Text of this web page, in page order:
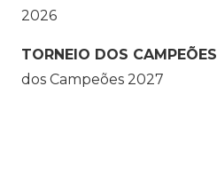
2026
TORNEIO DOS CAMPEÕES
dos Campeões 2027